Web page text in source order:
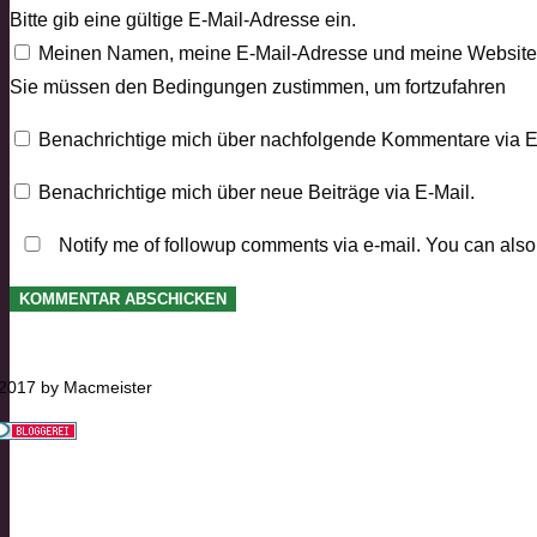
Bitte gib eine gültige E-Mail-Adresse ein.
Meinen Namen, meine E-Mail-Adresse und meine
Sie müssen den Bedingungen zustimmen, um fortzufahren
Benachrichtige mich über nachfolgende Kommentare via
Benachrichtige mich über neue Beiträge via E-Mail.
Notify me of followup comments via e-mail. You can
KOMMENTAR ABSCHICKEN
by Macmeister